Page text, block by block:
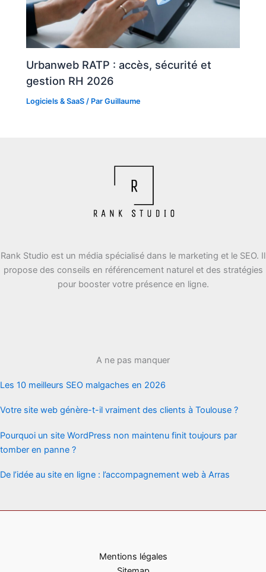
Urbanweb RATP : accès, sécurité et
gestion RH 2026
Logiciels & SaaS / ParGuillaume
Rank Studio est un média spécialisé dans le marketing et le SEO. Il
propose des conseils en référencement naturel et des stratégies
pour booster votre présence en ligne.
A ne pas manquer
Les 10 meilleurs SEO malgaches en 2026
Votre site web génère-t-il vraiment des clients à Toulouse ?
Pourquoi un site WordPress non maintenu finit toujours par
tomber en panne ?
De l’idée au site en ligne : l’accompagnement web à Arras
Mentions légales